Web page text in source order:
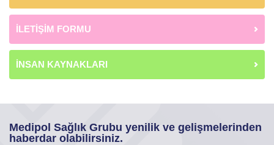
İLETİŞİM FORMU
İNSAN KAYNAKLARI
Medipol Sağlık Grubu yenilik ve gelişmelerinden
haberdar olabilirsiniz.